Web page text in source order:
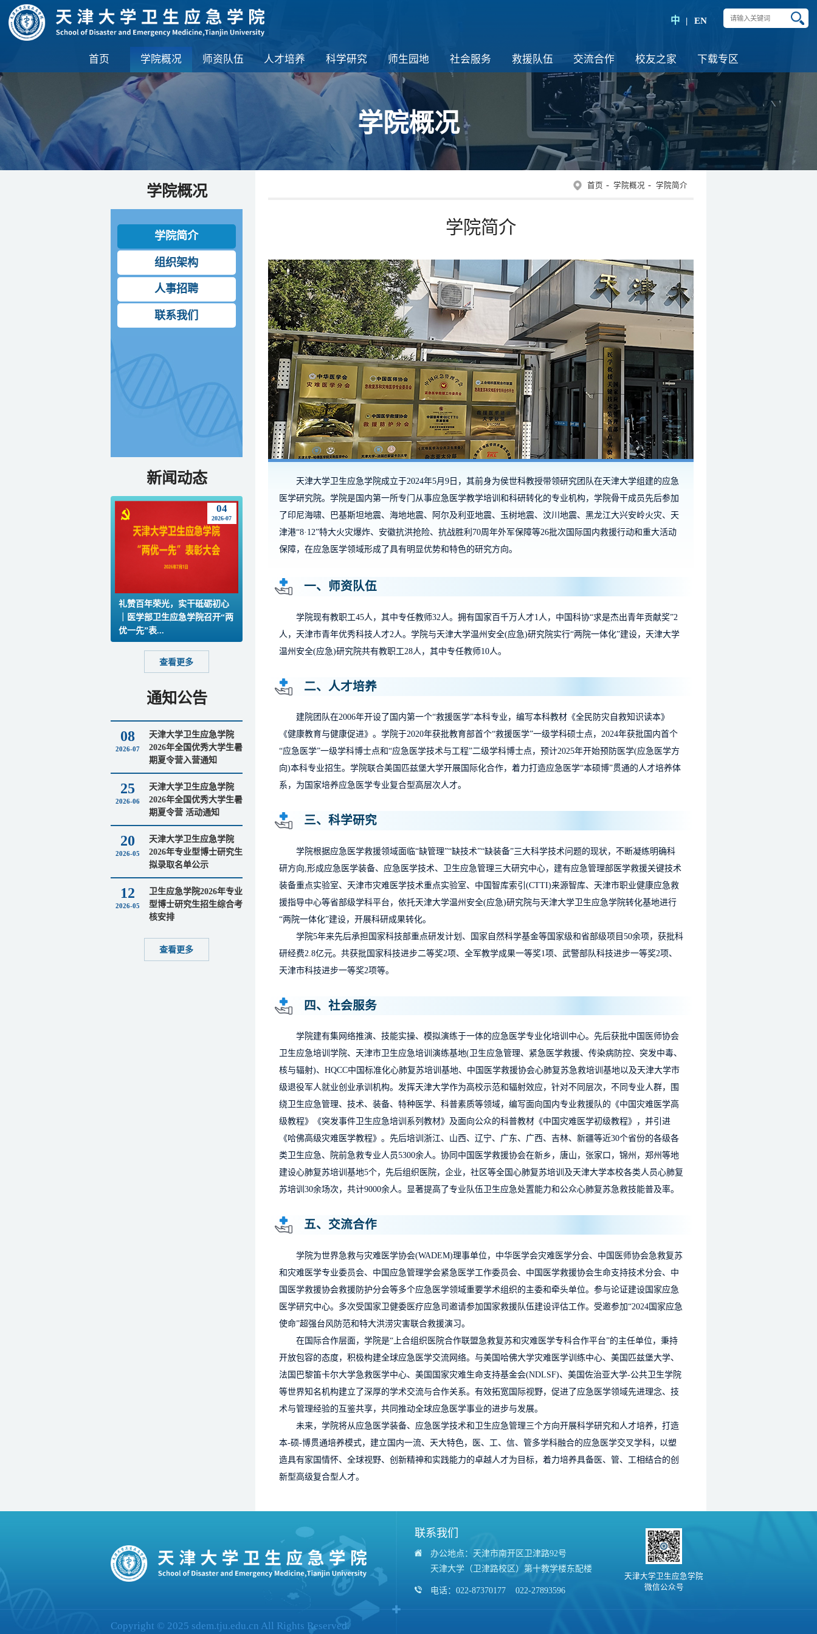
中 EN
首页 学院概况 师资队伍 人才培养 科学研究 师生园地 社会服务 救援队伍 交流合作 校友之家 下载专区
学院概况
首页 学院概况 学院简介
学院简介
天津大学卫生应急学院成立于2024年5月9日，其前身为侯世科教授带领研究团队在天津大学组建的应急
医学研究院。学院是国内第一所专门从事应急医学教学培训和科研转化的专业机构，学院骨干成员先后参加
了印尼海啸、巴基斯坦地震、海地地震、阿尔及利亚地震、玉树地震、汶川地震、黑龙江大兴安岭火灾、天
津港“8·12”特大火灾爆炸、安徽抗洪抢险、抗战胜利70周年外军保障等26批次国际国内救援行动和重大活动
保障，在应急医学领域形成了具有明显优势和特色的研究方向。
一、师资队伍
学院现有教职工45人，其中专任教师32人。拥有国家百千万人才1人，中国科协“求是杰出青年贡献奖”2
人，天津市青年优秀科技人才2人。学院与天津大学温州安全(应急)研究院实行“两院一体化”建设，天津大学
温州安全(应急)研究院共有教职工28人，其中专任教师10人。
二、人才培养
建院团队在2006年开设了国内第一个“救援医学”本科专业，编写本科教材《全民防灾自救知识读本》
《健康教育与健康促进》。学院于2020年获批教育部首个“救援医学”一级学科硕士点，2024年获批国内首个
“应急医学”一级学科博士点和“应急医学技术与工程”二级学科博士点，预计2025年开始预防医学(应急医学方
向)本科专业招生。学院联合美国匹兹堡大学开展国际化合作，着力打造应急医学“本硕博”贯通的人才培养体
系，为国家培养应急医学专业复合型高层次人才。
三、科学研究
学院根据应急医学救援领域面临“缺管理”“缺技术”“缺装备”三大科学技术问题的现状，不断凝练明确科
研方向,形成应急医学装备、应急医学技术、卫生应急管理三大研究中心，建有应急管理部医学救援关键技术
装备重点实验室、天津市灾难医学技术重点实验室、中国智库索引(CTTI)来源智库、天津市职业健康应急救
援指导中心等省部级学科平台，依托天津大学温州安全(应急)研究院与天津大学卫生应急学院转化基地进行
“两院一体化”建设，开展科研成果转化。
学院5年来先后承担国家科技部重点研发计划、国家自然科学基金等国家级和省部级项目50余项，获批科
研经费2.8亿元。共获批国家科技进步二等奖2项、全军教学成果一等奖1项、武警部队科技进步一等奖2项、
天津市科技进步一等奖2项等。
四、社会服务
学院建有集网络推演、技能实操、模拟演练于一体的应急医学专业化培训中心。先后获批中国医师协会
卫生应急培训学院、天津市卫生应急培训演练基地(卫生应急管理、紧急医学救援、传染病防控、突发中毒、
核与辐射)、HQCC中国标准化心肺复苏培训基地、中国医学救援协会心肺复苏急救培训基地以及天津大学市
级退役军人就业创业承训机构。发挥天津大学作为高校示范和辐射效应，针对不同层次，不同专业人群，围
绕卫生应急管理、技术、装备、特种医学、科普素质等领域，编写面向国内专业救援队的《中国灾难医学高
级教程》《突发事件卫生应急培训系列教材》及面向公众的科普教材《中国灾难医学初级教程》，并引进
《哈佛高级灾难医学教程》。先后培训浙江、山西、辽宁、广东、广西、吉林、新疆等近30个省份的各级各
类卫生应急、院前急救专业人员5300余人。协同中国医学救援协会在新乡，唐山，张家口，锦州，郑州等地
建设心肺复苏培训基地5个，先后组织医院，企业，社区等全国心肺复苏培训及天津大学本校各类人员心肺复
苏培训30余场次，共计9000余人。显著提高了专业队伍卫生应急处置能力和公众心肺复苏急救技能普及率。
五、交流合作
学院为世界急救与灾难医学协会(WADEM)理事单位，中华医学会灾难医学分会、中国医师协会急救复苏
和灾难医学专业委员会、中国应急管理学会紧急医学工作委员会、中国医学救援协会生命支持技术分会、中
国医学救援协会救援防护分会等多个应急医学领域重要学术组织的主委和牵头单位。参与论证建设国家应急
医学研究中心。多次受国家卫健委医疗应急司邀请参加国家救援队伍建设评估工作。受邀参加“2024国家应急
使命”超强台风防范和特大洪涝灾害联合救援演习。
在国际合作层面，学院是“上合组织医院合作联盟急救复苏和灾难医学专科合作平台”的主任单位，秉持
开放包容的态度，积极构建全球应急医学交流网络。与美国哈佛大学灾难医学训练中心、美国匹兹堡大学、
法国巴黎笛卡尔大学急救医学中心、美国国家灾难生命支持基金会(NDLSF)、美国佐治亚大学-公共卫生学院
等世界知名机构建立了深厚的学术交流与合作关系。有效拓宽国际视野，促进了应急医学领域先进理念、技
术与管理经验的互鉴共享，共同推动全球应急医学事业的进步与发展。
未来，学院将从应急医学装备、应急医学技术和卫生应急管理三个方向开展科学研究和人才培养，打造
本-硕-博贯通培养模式，建立国内一流、天大特色，医、工、信、管多学科融合的应急医学交叉学科，以塑
造具有家国情怀、全球视野、创新精神和实践能力的卓越人才为目标，着力培养具备医、管、工相结合的创
新型高级复合型人才。
学院概况
学院简介
组织架构
人事招聘
联系我们
新闻动态
04
2026-07
礼赞百年荣光，实干砥砺初心
｜医学部卫生应急学院召开“两
优一先”表...
查看更多
通知公告
08
2026-07
天津大学卫生应急学院
2026年全国优秀大学生暑
期夏令营入营通知
25
2026-06
天津大学卫生应急学院
2026年全国优秀大学生暑
期夏令营 活动通知
20
2026-05
天津大学卫生应急学院
2026年专业型博士研究生
拟录取名单公示
12
2026-05
卫生应急学院2026年专业
型博士研究生招生综合考
核安排
查看更多
Copyright © 2025 sdem.tju.edu.cn All Rights Reserved.
联系我们
办公地点：天津市南开区卫津路92号
天津大学（卫津路校区）第十教学楼东配楼
电话：022-87370177 022-27893596
天津大学卫生应急学院
微信公众号